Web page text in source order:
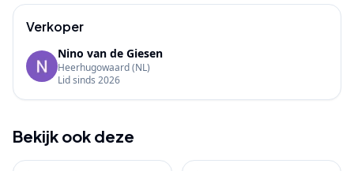
Verkoper
Nino van de Giesen
Heerhugowaard(NL)
Lid sinds 2026
Bekijk ook deze